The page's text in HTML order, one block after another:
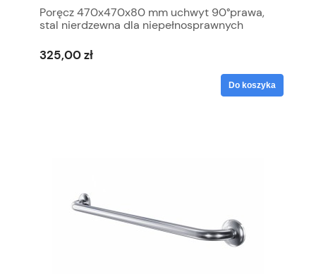
Poręcz 470x470x80 mm uchwyt 90°prawa,
stal nierdzewna dla niepełnosprawnych
325,00 zł
Do koszyka